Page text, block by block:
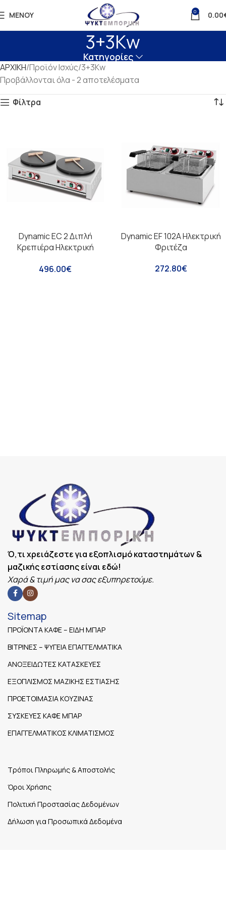
ΜΕΝΟΎ 0 0.00
3+3Kw
Κατηγορίες
ΑΡΧΙΚΗ Προϊόν Ισχύς 3+3Kw
Προβάλλονται όλα - 2 αποτελέσματα
Φίλτρα
Dynamic EC 2 Διπλή
Κρεπιέρα Ηλεκτρική
496.00€
Dynamic EF 102A Ηλεκτρική
Φριτέζα
272.80€
Ό,τι χρειάζεστε για εξοπλισμό καταστημάτων &
μαζικής εστίασης είναι εδώ!
Χαρά & τιμή μας να σας εξυπηρετούμε.
Sitemap
ΠΡΟΪΟΝΤΑ ΚΑΦΕ – ΕΙΔΗ ΜΠΑΡ
ΒΙΤΡΙΝΕΣ – ΨΥΓΕΙΑ ΕΠΑΓΓΕΛΜΑΤΙΚΑ
ΑΝΟΞΕΙΔΩΤΕΣ ΚΑΤΑΣΚΕΥΕΣ
ΕΞΟΠΛΙΣΜΟΣ ΜΑΖΙΚΗΣ ΕΣΤΙΑΣΗΣ
ΠΡΟΕΤΟΙΜΑΣΙΑ ΚΟΥΖΙΝΑΣ
ΣΥΣΚΕΥΕΣ ΚΑΦΕ ΜΠΑΡ
ΕΠΑΓΓΕΛΜΑΤΙΚΟΣ ΚΛΙΜΑΤΙΣΜΟΣ
Τρόποι Πληρωμής & Αποστολής
Όροι Χρήσης
Πολιτική Προστασίας Δεδομένων
Δήλωση για Προσωπικά Δεδομένα